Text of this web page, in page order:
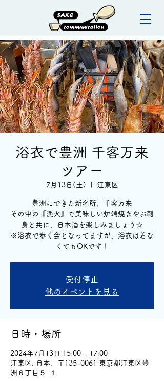
浴衣で豊洲 千客万来
ツアー
7月13日(土) 江東区
豊洲にできた新名所、千客万来
その中の『漁火』で美味しい炉端焼きやお刺
身と共に、日本酒を楽しみましょう☆
※浴衣で歩く会となってますが、浴衣は着な
くてもOKです！
受付停止
他のイベントを見る
日時・場所
2024年7月13日 15:00 – 17:00
江東区, 日本、〒135-0061 東京都江東区豊
洲６丁目５−１